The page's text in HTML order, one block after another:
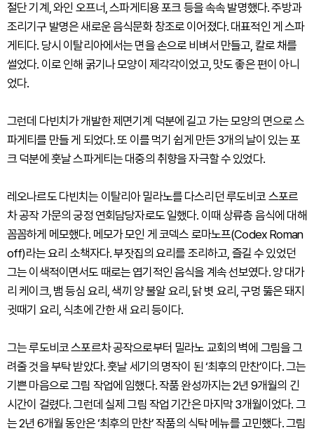
절단 기계, 와인 오프너, 스파게티용 포크 등을 속속 발명했다. 주방과
조리기구 발명은 새로운 음식문화 창조로 이어졌다. 대표적인 게 스파
게티다. 당시 이탈리아에서는 면을 손으로 비벼서 만들고, 칼로 채를
썰었다. 이로 인해 굵기나 모양이 제각각이었고, 맛도 좋은 편이 아니
었다.
그런데 다빈치가 개발한 제면기계 덕분에 길고 가는 모양의 면으로 스
파게티를 만들 게 되었다. 또 이를 먹기 쉽게 만든 3개의 날이 있는 포
크 덕분에 훗날 스파게티는 대중의 취향을 자극할 수 있었다.
레오나르도 다빈치는 이탈리아 밀라노를 다스리던 루도비코 스포르
차 공작 가문의 궁정 연회담당자로도 일했다. 이때 상류층 음식에 대해
꼼꼼하게 메모했다. 메모가 모인 게 코덱스 로마노프(Codex Roman
off)라는 요리 소책자다. 부잣집의 요리를 조리하고, 즐길 수 있었던
그는 이색적이면서도 때로는 엽기적인 음식을 계속 선보였다. 양 대가
리 케이크, 뱀 등심 요리, 색끼 양 불알 요리, 닭 볏 요리, 구멍 뚫은 돼지
귓때기 요리, 식초에 간한 새 요리 등이다.
그는 루도비코 스포르차 공작으로부터 밀라노 교회의 벽에 그림을 그
려줄 것을 부탁 받았다. 훗날 세기의 명작이 된 ‘최후의 만찬’이다. 그는
기쁜 마음으로 그림 작업에 임했다. 작품 완성까지는 2년 9개월의 긴
시간이 걸렸다. 그런데 실제 그림 작업 기간은 마지막 3개월이었다. 그
는 2년 6개월 동안은 ‘최후의 만찬’ 작품의 식탁 메뉴를 고민했다. 그림